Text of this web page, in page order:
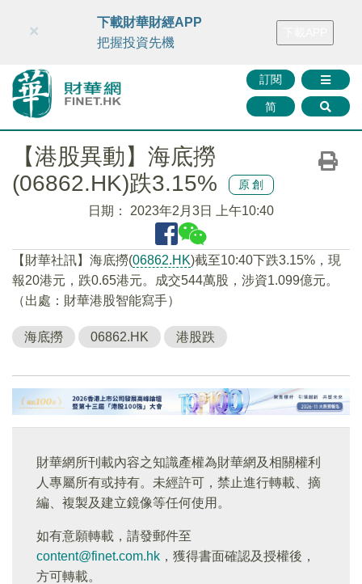
財華智庫網 FINTV FINMETA 財華證券 媒體矩陣
訂閱
简
×
下載財華財經APP
把握投資先機
【港股異動】海底撈
(06862.HK)跌3.15%
原創
日期： 2023年2月3日 上午10:40
【財華社訊】海底撈(06862.HK)截至10:40下跌3.15%，現
報20港元，跌0.65港元。成交544萬股，涉資1.099億元。
（出處：財華港股智能寫手）
海底撈 06862.HK 港股跌
財華網所刊載內容之知識產權為財華網及相關權利
人專屬所有或持有。未經許可，禁止進行轉載、摘
編、複製及建立鏡像等任何使用。
如有意願轉載，請發郵件至
content@finet.com.hk ，獲得書面確認及授權後，
方可轉載。